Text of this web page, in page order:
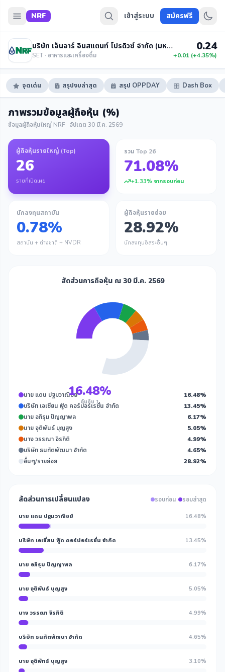
NRF เข้าสู่ระบบ สมัครฟรี
บริษัท เอ็นอาร์ อินสแตนท์ โปรดิวซ์ จำกัด (มหาชน)
SET · อาหารและเครื่องดื่ม
0.24
+0.01 (+4.35%)
จุดเด่น สรุปงบล่าสุด สรุป OPPDAY Dash Box
ภาพรวมข้อมูลผู้ถือหุ้น (%)
ข้อมูลผู้ถือหุ้นใหญ่ NRF · อัปเดต 30 มี.ค. 2569
ผู้ถือหุ้นรายใหญ่ (Top)
26
รายที่เปิดเผย
รวม Top 26
71.08%
+1.33% จากรอบก่อน
นักลงทุนสถาบัน
0.78%
สถาบัน + ต่างชาติ + NVDR
ผู้ถือหุ้นรายย่อย
28.92%
นักลงทุนอิสระอื่นๆ
สัดส่วนการถือหุ้น ณ 30 มี.ค. 2569
16.48%
อันดับ 1
นาย แดน ปฐมวาณิชย์
16.48%
บริษัท เอเชี่ยน ฟู้ด คอร์ปอร์เรชั่น จำกัด
13.45%
นาย อภิรุม ปัญญาพล
6.17%
นาย จุติพันธ์ บุญสูง
5.05%
นาง วรรณา จิรกิติ
4.99%
บริษัท ธนทัตพัฒนา จำกัด
4.65%
อื่นๆ/รายย่อย
28.92%
สัดส่วนการเปลี่ยนแปลง รอบก่อน รอบล่าสุด
นาย แดน ปฐมวาณิชย์ 16.48%
บริษัท เอเชี่ยน ฟู้ด คอร์ปอร์เรชั่น จำกัด 13.45%
นาย อภิรุม ปัญญาพล 6.17%
นาย จุติพันธ์ บุญสูง 5.05%
นาง วรรณา จิรกิติ 4.99%
บริษัท ธนทัตพัฒนา จำกัด 4.65%
นาย จุติพัทธ์ บุญสูง 3.10%